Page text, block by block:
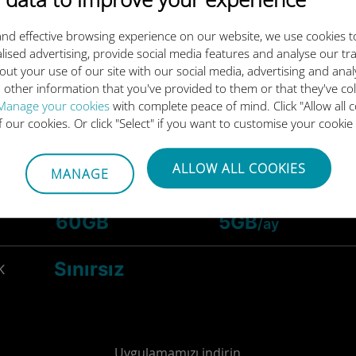
effective browsing experience on our website, we use cookies
advertising, provide social media features and analyse our
your use of our site with our social media, advertising and
other information that you've provided to them or that they've
your cookies with complete peace of mind. Click "Allow all
cookies. Or click "Select" if you want to customise your
MANAGE ALLOW ALL COOKIES
25GB
Sınırsız
- Sınırsız/ay
50GB
60GB 5GB/ay
Sınırsız